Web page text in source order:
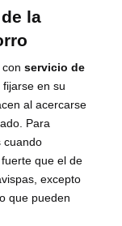
la
servicio de
fijarse en su
al acercarse
Para
cuando
que el de
excepto
que pueden